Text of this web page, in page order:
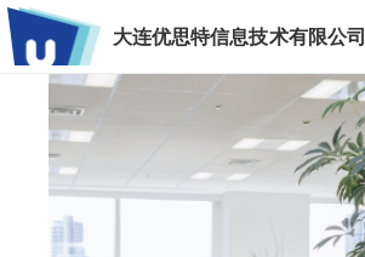
大连优思特信息技术有限公司